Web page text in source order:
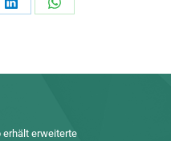
Auf
Auf
erweiterte